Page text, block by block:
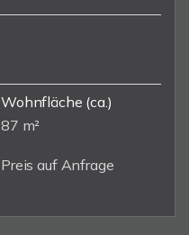
Wohnfläche (ca.)
87 m²
Preis auf Anfrage